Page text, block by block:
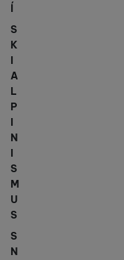
Í
S
K
I
A
L
P
I
N
I
S
M
U
S
S
N